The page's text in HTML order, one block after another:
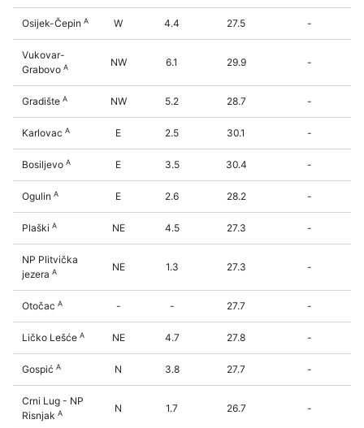
Osijek-Čepin A W 4.4 27.5 -
Vukovar-
Grabovo A NW 6.1 29.9 -
Gradište A NW 5.2 28.7 -
Karlovac A E 2.5 30.1 -
Bosiljevo A E 3.5 30.4 -
Ogulin A E 2.6 28.2 -
Plaški A NE 4.5 27.3 -
NP Plitvička
jezera A NE 1.3 27.3 -
Otočac A - - 27.7 -
Ličko Lešće A NE 4.7 27.8 -
Gospić A N 3.8 27.7 -
Crni Lug - NP
Risnjak A N 1.7 26.7 -